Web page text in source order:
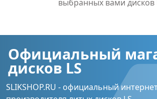
выбранных вами дисков
Официальный
дисков LS
SLIKSHOP.RU - официальный